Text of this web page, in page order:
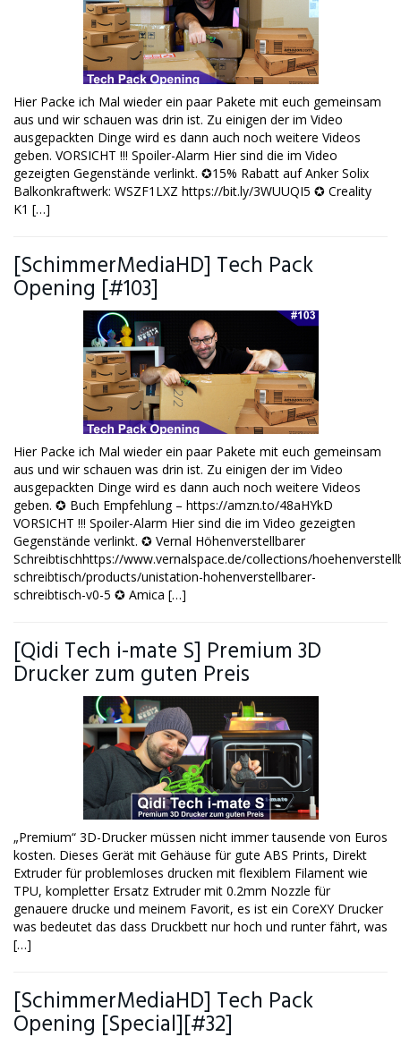
Hier Packe ich Mal wieder ein paar Pakete mit euch gemeinsam
aus und wir schauen was drin ist. Zu einigen der im Video
ausgepackten Dinge wird es dann auch noch weitere Videos
geben. VORSICHT !!! Spoiler-Alarm Hier sind die im Video
gezeigten Gegenstände verlinkt. ✪15% Rabatt auf Anker Solix
Balkonkraftwerk: WSZF1LXZ https://bit.ly/3WUUQI5 ✪ Creality
K1 […]
[SchimmerMediaHD] Tech Pack
Opening [#103]
Hier Packe ich Mal wieder ein paar Pakete mit euch gemeinsam
aus und wir schauen was drin ist. Zu einigen der im Video
ausgepackten Dinge wird es dann auch noch weitere Videos
geben. ✪ Buch Empfehlung – https://amzn.to/48aHYkD
VORSICHT !!! Spoiler-Alarm Hier sind die im Video gezeigten
Gegenstände verlinkt. ✪ Vernal Höhenverstellbarer
Schreibtischhttps://www.vernalspace.de/collections/
schreibtisch/products/unistation-hohenverstellbarer-
schreibtisch-v0-5 ✪ Amica […]
[Qidi Tech i-mate S] Premium 3D
Drucker zum guten Preis
„Premium“ 3D-Drucker müssen nicht immer tausende von Euros
kosten. Dieses Gerät mit Gehäuse für gute ABS Prints, Direkt
Extruder für problemloses drucken mit flexiblem Filament wie
TPU, kompletter Ersatz Extruder mit 0.2mm Nozzle für
genauere drucke und meinem Favorit, es ist ein CoreXY Drucker
was bedeutet das dass Druckbett nur hoch und runter fährt, was
[…]
[SchimmerMediaHD] Tech Pack
Opening [Special][#32]